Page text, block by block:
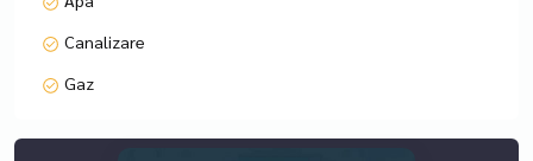
Canalizare
Gaz